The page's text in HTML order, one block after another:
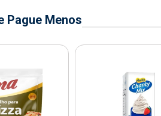
Pague Menos